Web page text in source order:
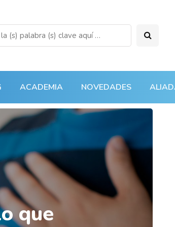
ACADEMIA NOVEDADES
que